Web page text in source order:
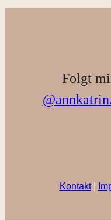
Folgt
Kontakt|